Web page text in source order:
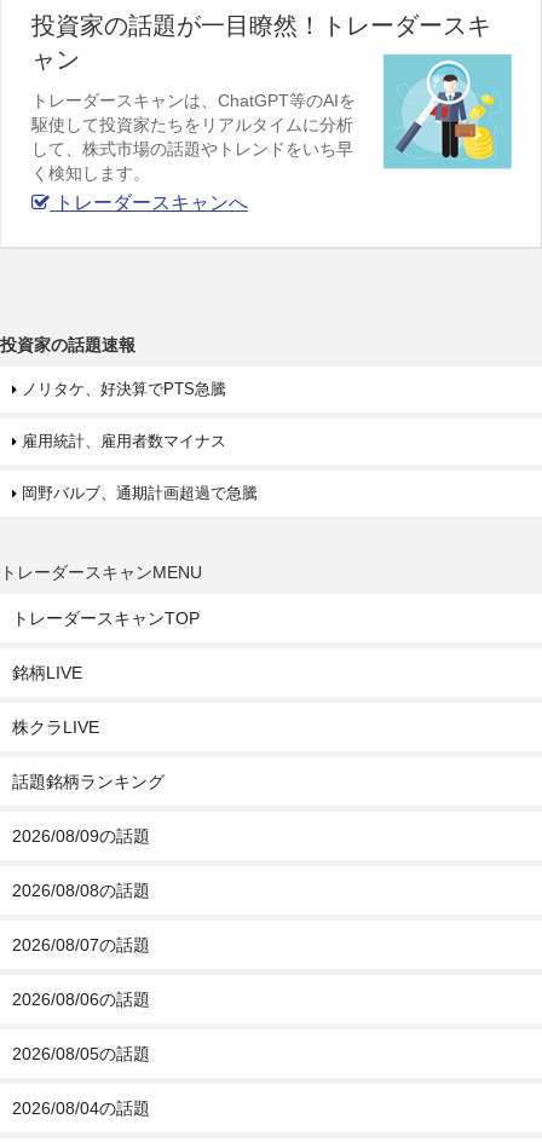
投資家の話題が一目瞭然！トレーダースキ
ャン
トレーダースキャンは、ChatGPT等のAIを
駆使して投資家たちをリアルタイムに分析
して、株式市場の話題やトレンドをいち早
く検知します。
トレーダースキャンへ
投資家の話題速報
ノリタケ、好決算でPTS急騰
雇用統計、雇用者数マイナス
岡野バルブ、通期計画超過で急騰
トレーダースキャンMENU
トレーダースキャンTOP
銘柄LIVE
株クラLIVE
話題銘柄ランキング
2026/08/09の話題
2026/08/08の話題
2026/08/07の話題
2026/08/06の話題
2026/08/05の話題
2026/08/04の話題